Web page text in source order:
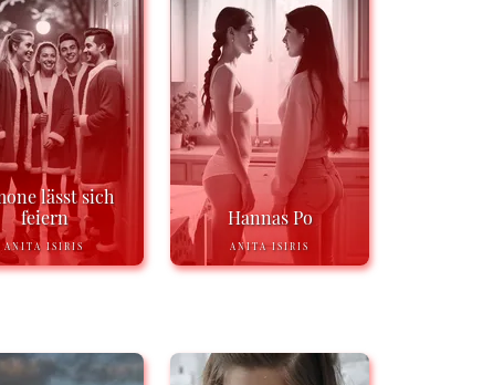
lässt sich
feiern
ANITA ISIRIS
Hannas Po
ANITA ISIRIS